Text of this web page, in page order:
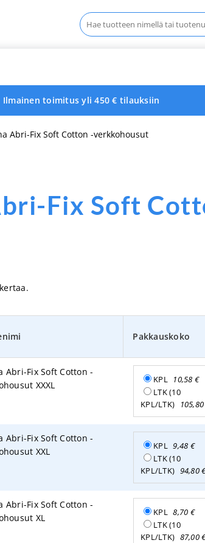
Haku:
Ilmainen toimitus yli 450 € tilauksiin
Abri-Fix Soft Cotton -verkkohousut
Fix Soft
Pakkauskoko
Abri-Fix Soft Cotton -
XXXL
KPL 10,58 €
LTK (10
KPL/LTK)
Abri-Fix Soft Cotton -
XXL
KPL 9,48 €
LTK (10
KPL/LTK) 94,80
Abri-Fix Soft Cotton -
XL
KPL 8,70 €
LTK (10
KPL/LTK) 87,00